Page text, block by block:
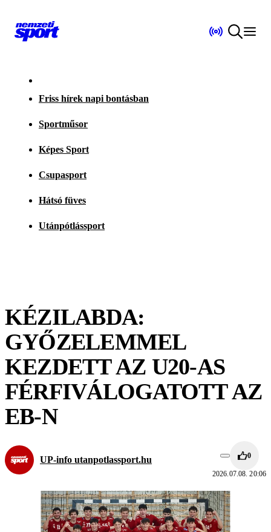
Friss hírek napi bontásban
Sportműsor
Képes Sport
Csupasport
Hátsó füves
Utánpótlássport
KÉZILABDA:
GYŐZELEMMEL
KEZDETT AZ U20-AS
FÉRFIVÁLOGATOTT AZ
EB-N
UP-info utanpotlassport.hu 0
2026.07.08. 20:06